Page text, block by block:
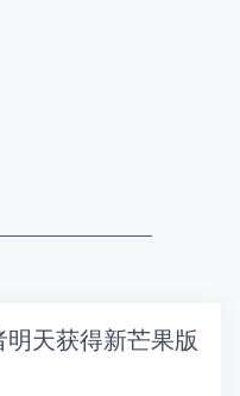
天获得新芒果版